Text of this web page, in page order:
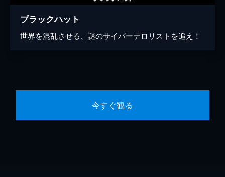
ブラックハット
世界を混乱させる、謎のサイバーテロリストを追え！
今すぐ観る